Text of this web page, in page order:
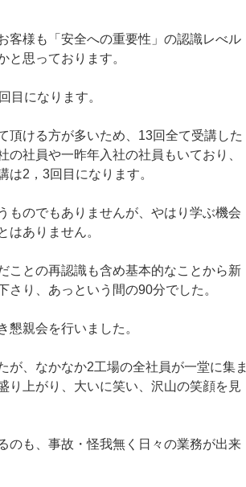
客様も「安全への重要性」の認識レべル
と思っております。
目になります。
頂ける方が多いため、13回全て受講した
の社員や一昨年入社の社員もいており、
は2，3回目になります。
ものでもありませんが、やはり学ぶ機会
はありません。
ことの再認識も含め基本的なことから新
さり、あっという間の90分でした。
懇親会を行いました。
が、なかなか2工場の全社員が一堂に集ま
り上がり、大いに笑い、沢山の笑顔を見
のも、事故・怪我無く日々の業務が出来